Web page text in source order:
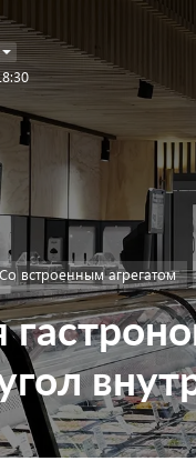
Со встроенным агрегатом